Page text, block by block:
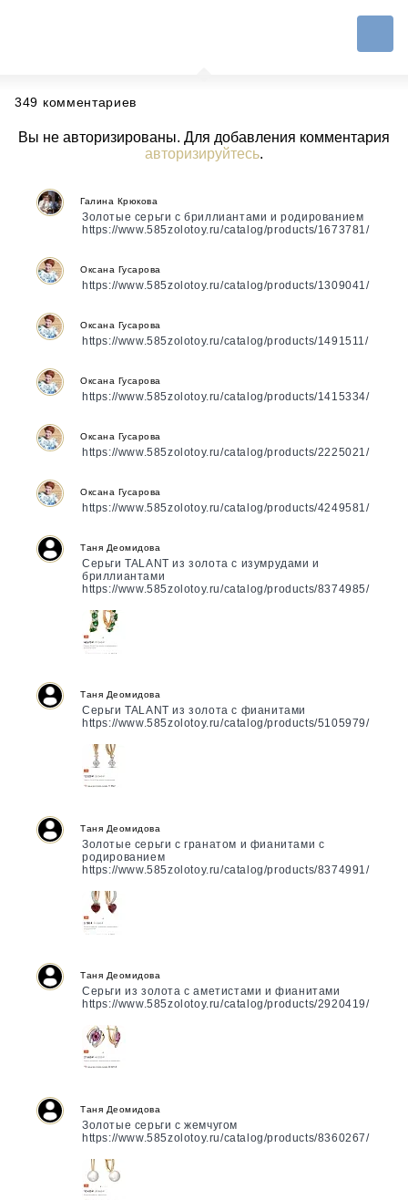
349 комментариев
Вы не авторизированы. Для добавления комментария
авторизируйтесь.
Галина Крюкова
Золотые серьги с бриллиантами и родированием
https://www.585zolotoy.ru/catalog/products/1673781/
Оксана Гусарова
https://www.585zolotoy.ru/catalog/products/1309041/
Оксана Гусарова
https://www.585zolotoy.ru/catalog/products/1491511/
Оксана Гусарова
https://www.585zolotoy.ru/catalog/products/1415334/
Оксана Гусарова
https://www.585zolotoy.ru/catalog/products/2225021/
Оксана Гусарова
https://www.585zolotoy.ru/catalog/products/4249581/
Таня Деомидова
Серьги TALANT из золота с изумрудами и
бриллиантами
https://www.585zolotoy.ru/catalog/products/8374985/
Таня Деомидова
Серьги TALANT из золота с фианитами
https://www.585zolotoy.ru/catalog/products/5105979/
Таня Деомидова
Золотые серьги с гранатом и фианитами с
родированием
https://www.585zolotoy.ru/catalog/products/8374991/
Таня Деомидова
Серьги из золота с аметистами и фианитами
https://www.585zolotoy.ru/catalog/products/2920419/
Таня Деомидова
Золотые серьги с жемчугом
https://www.585zolotoy.ru/catalog/products/8360267/